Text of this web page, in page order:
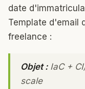
date
Template d'email
freelance :
Objet :IaC +
scale